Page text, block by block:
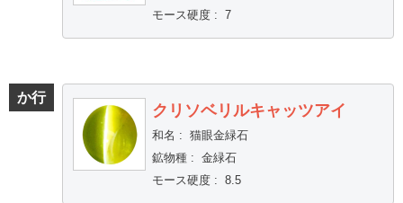
モース硬度: 7
か行
クリソベリルキャッツアイ
和名 : 猫眼金緑石
鉱物種: 金緑石
モース硬度: 8.5